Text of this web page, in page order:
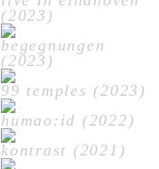
(2023)
begegnungen
(2023)
99 temples (2023)
humao:id (2022)
kontrast (2021)